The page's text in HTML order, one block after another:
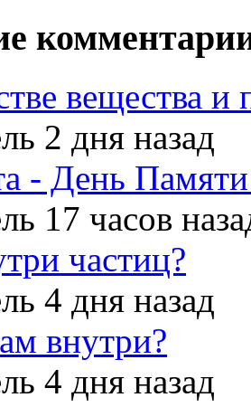
вещества и
2 дня назад
- День
17 часов
частиц?
4 дня назад
внутри?
4 дня назад